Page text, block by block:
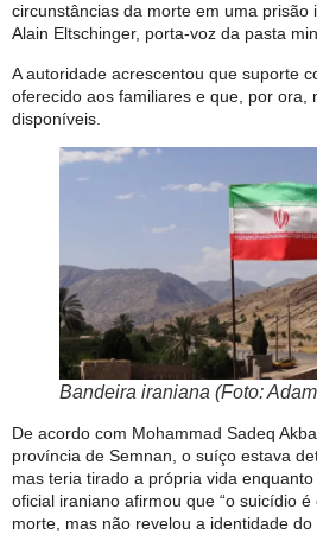
circunstâncias da morte em uma prisão
Alain Eltschinger, porta-voz da pasta
A autoridade acrescentou que suporte
oferecido aos familiares e que, por ora,
disponíveis.
Bandeira iraniana (Foto:
De acordo com Mohammad Sadeq
província de Semnan, o suíço estava
mas teria tirado a própria vida
oficial iraniano afirmou que “o suicídio é
morte, mas não revelou a identidade